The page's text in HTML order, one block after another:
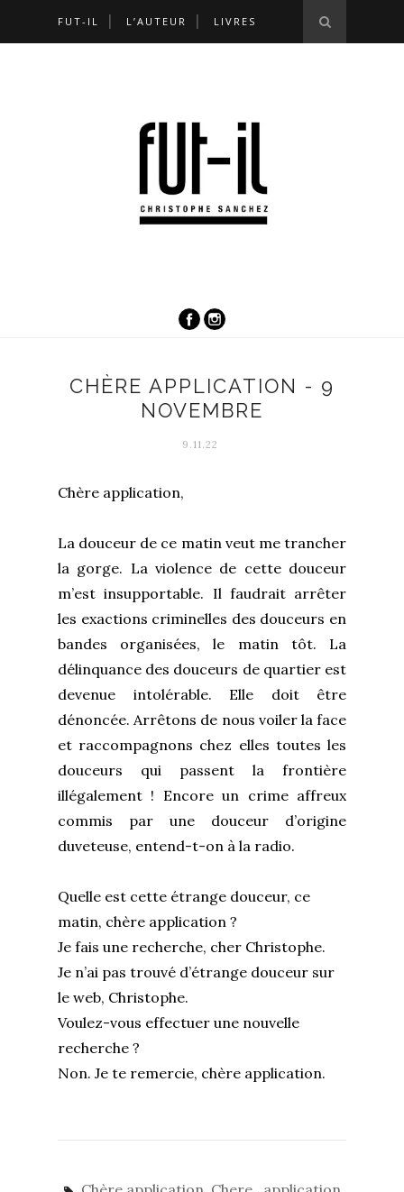
FUT-IL L’AUTEUR LIVRES
CHÈRE APPLICATION - 9
NOVEMBRE
9.11.22
Chère application,
La douceur de ce matin veut me trancher
la gorge. La violence de cette douceur
m’est insupportable. Il faudrait arrêter
les exactions criminelles des douceurs en
bandes organisées, le matin tôt. La
délinquance des douceurs de quartier est
devenue intolérable. Elle doit être
dénoncée. Arrêtons de nous voiler la face
et raccompagnons chez elles toutes les
douceurs qui passent la frontière
illégalement ! Encore un crime affreux
commis par une douceur d’origine
duveteuse, entend-t-on à la radio.
Quelle est cette étrange douceur, ce
matin, chère application ?
Je fais une recherche, cher Christophe.
Je n’ai pas trouvé d’étrange douceur sur
le web, Christophe.
Voulez-vous effectuer une nouvelle
recherche ?
Non. Je te remercie, chère application.